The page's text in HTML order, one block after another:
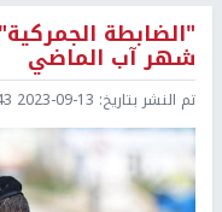
شهر آب الماضي
تم النشر بتاريخ: 2023-09-13 13:43